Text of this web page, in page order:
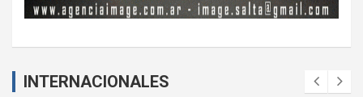
INTERNACIONALES